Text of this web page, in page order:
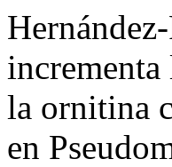
la ornitina
en